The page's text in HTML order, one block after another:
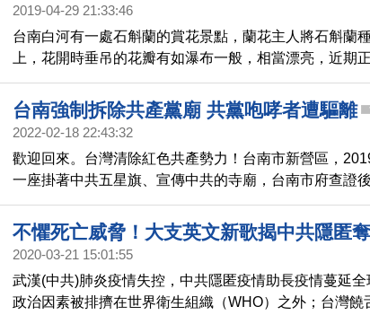
2019-04-29 21:33:46
台南白河有一處石斛蘭的賞花景點，蘭花主人將石斛蘭
上，花開時垂吊的花瓣有如瀑布一般，相當漂亮，近期
吸引不少民眾到場觀賞。
台南強制拆除共產黨廟 共黨咆哮者遭驅離
2022-02-18 22:43:32
歡迎回來。台灣清除紅色共產勢力！台南市新營區，
一座掛著中共五星旗、宣傳中共的寺廟，台南市府查證
建，當時已強制拆除。不過，時隔2年多，共產廟死灰復
局今天（18日）再度執行強制拆除作業，現場有共產黨
大聲咆哮，遭到強制驅離。
不懼死亡威脅！大支英文新歌揭中共隱匿
2020-03-21 15:01:55
武漢(中共)肺炎疫情失控，中共隱匿疫情助長疫情蔓延全
政治因素被排擠在世界衛生組織（WHO）之外；台灣饒